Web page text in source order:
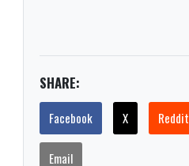
SHARE:
Facebook X Reddit
Email